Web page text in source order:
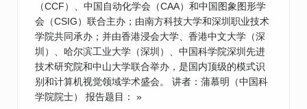
（CCF）、中国自动化学会（CAA）和中国图象图形学
会（CSIG）联合主办；由南方科技大学和深圳职业技术
学院共同承办；并由香港浸会大学、香港中文大学（深
圳）、哈尔滨工业大学（深圳）、中国科学院深圳先进
技术研究院和中山大学联合举办，是国内顶级的模式识
别和计算机视觉领域学术盛会。 讲者：蒲慕明（中国科
学院院士） 报告题目： »